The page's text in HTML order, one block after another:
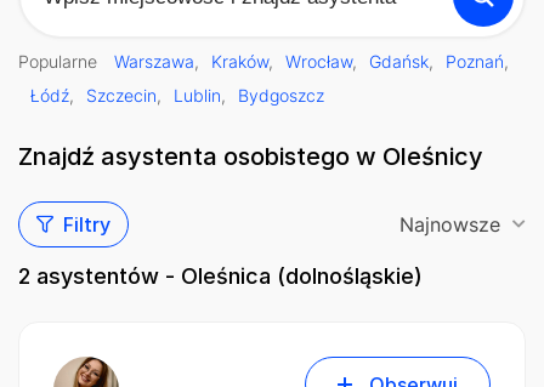
Popularne Warszawa Kraków Wrocław Gdańsk
Poznań
Łódź
Szczecin Lublin Bydgoszcz
Znajdź asystenta osobistego w Oleśnicy
Filtry Najnowsze
2 asystentów - Oleśnica (dolnośląskie)